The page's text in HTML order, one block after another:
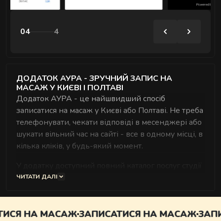
04 4
ДОДАТОК АУРА - ЗРУЧНИЙ ЗАПИС НА
МАСАЖ У КИЄВІ І ПОЛТАВІ
Додаток АУРА - це найшвидший спосіб
записатися на масаж у Києві або Полтаві. Не треба
телефонувати, чекати відповіді в месенджері або
шукати вільний час на сайті - все в одному місці, в
кілька кліків, у будь-який момент.
- від класичного масажу до ексклюзивних
миттєво. Тут же зберігається історія ваших
ЧИТАТИ ДАЛІ
НА МАСАЖЗАПИСАТИСЯ НА МАСАЖ
Комплексні процедури для глибокого
РИТУАЛИ КОРЕКЦІЇ ФІГУРИ
Комплексні процедури де масаж і обгортання
працюють разом.
Ручні техніки, що знімають набряки,